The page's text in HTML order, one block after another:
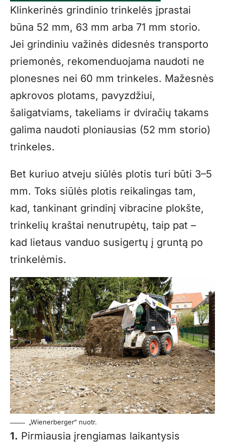
Klinkerinės grindinio trinkelės įprastai
būna 52 mm, 63 mm arba 71 mm storio.
Jei grindiniu važinės didesnės transporto
priemonės, rekomenduojama naudoti ne
plonesnes nei 60 mm trinkeles. Mažesnės
apkrovos plotams, pavyzdžiui,
šaligatviams, takeliams ir dviračių takams
galima naudoti ploniausias (52 mm storio)
trinkeles.
Bet kuriuo atveju siūlės plotis turi būti 3–5
mm. Toks siūlės plotis reikalingas tam,
kad, tankinant grindinį vibracine plokšte,
trinkelių kraštai nenutrupėtų, taip pat –
kad lietaus vanduo susigertų į gruntą po
trinkelėmis.
„Wienerberger“ nuotr.
1. Pirmiausia įrengiamas laikantysis